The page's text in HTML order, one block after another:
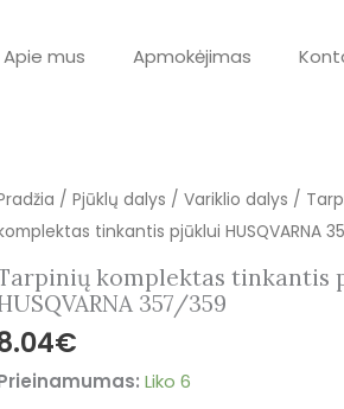
Apie mus Apmokėjimas
/ Pjūklų dalys / Variklio dalys /
tinkantis pjūklui HUSQVARNA
komplektas tinkantis
357/359
€
Liko 6
tinkantis
pjūklui